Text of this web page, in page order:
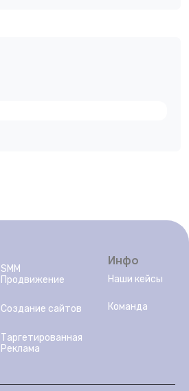
SMM
Продвижение
Создание сайтов
Таргетированная
Реклама
Инфо
Наши кейсы
Команда